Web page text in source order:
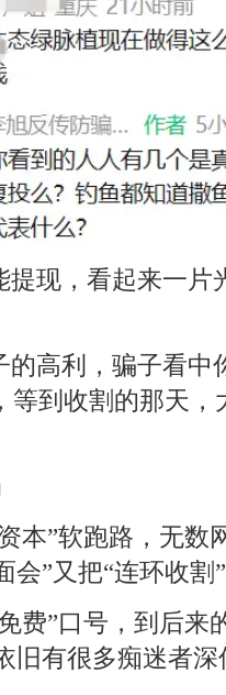
提现，看起来一片
的高利，骗子看中
等到收割的那天
本”软跑路，无数
会”又把“连环收
费”口号，到后来
旧有很多痴迷者深